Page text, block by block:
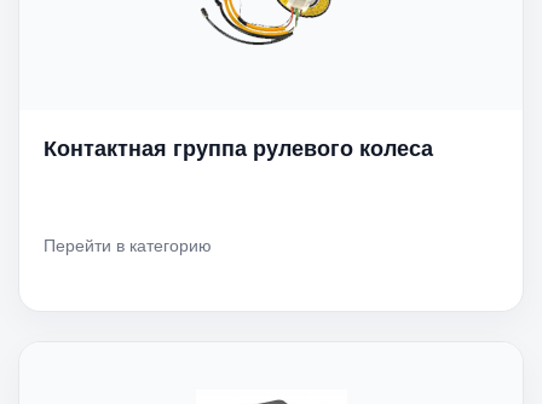
Контактная группа рулевого колеса
Перейти в категорию